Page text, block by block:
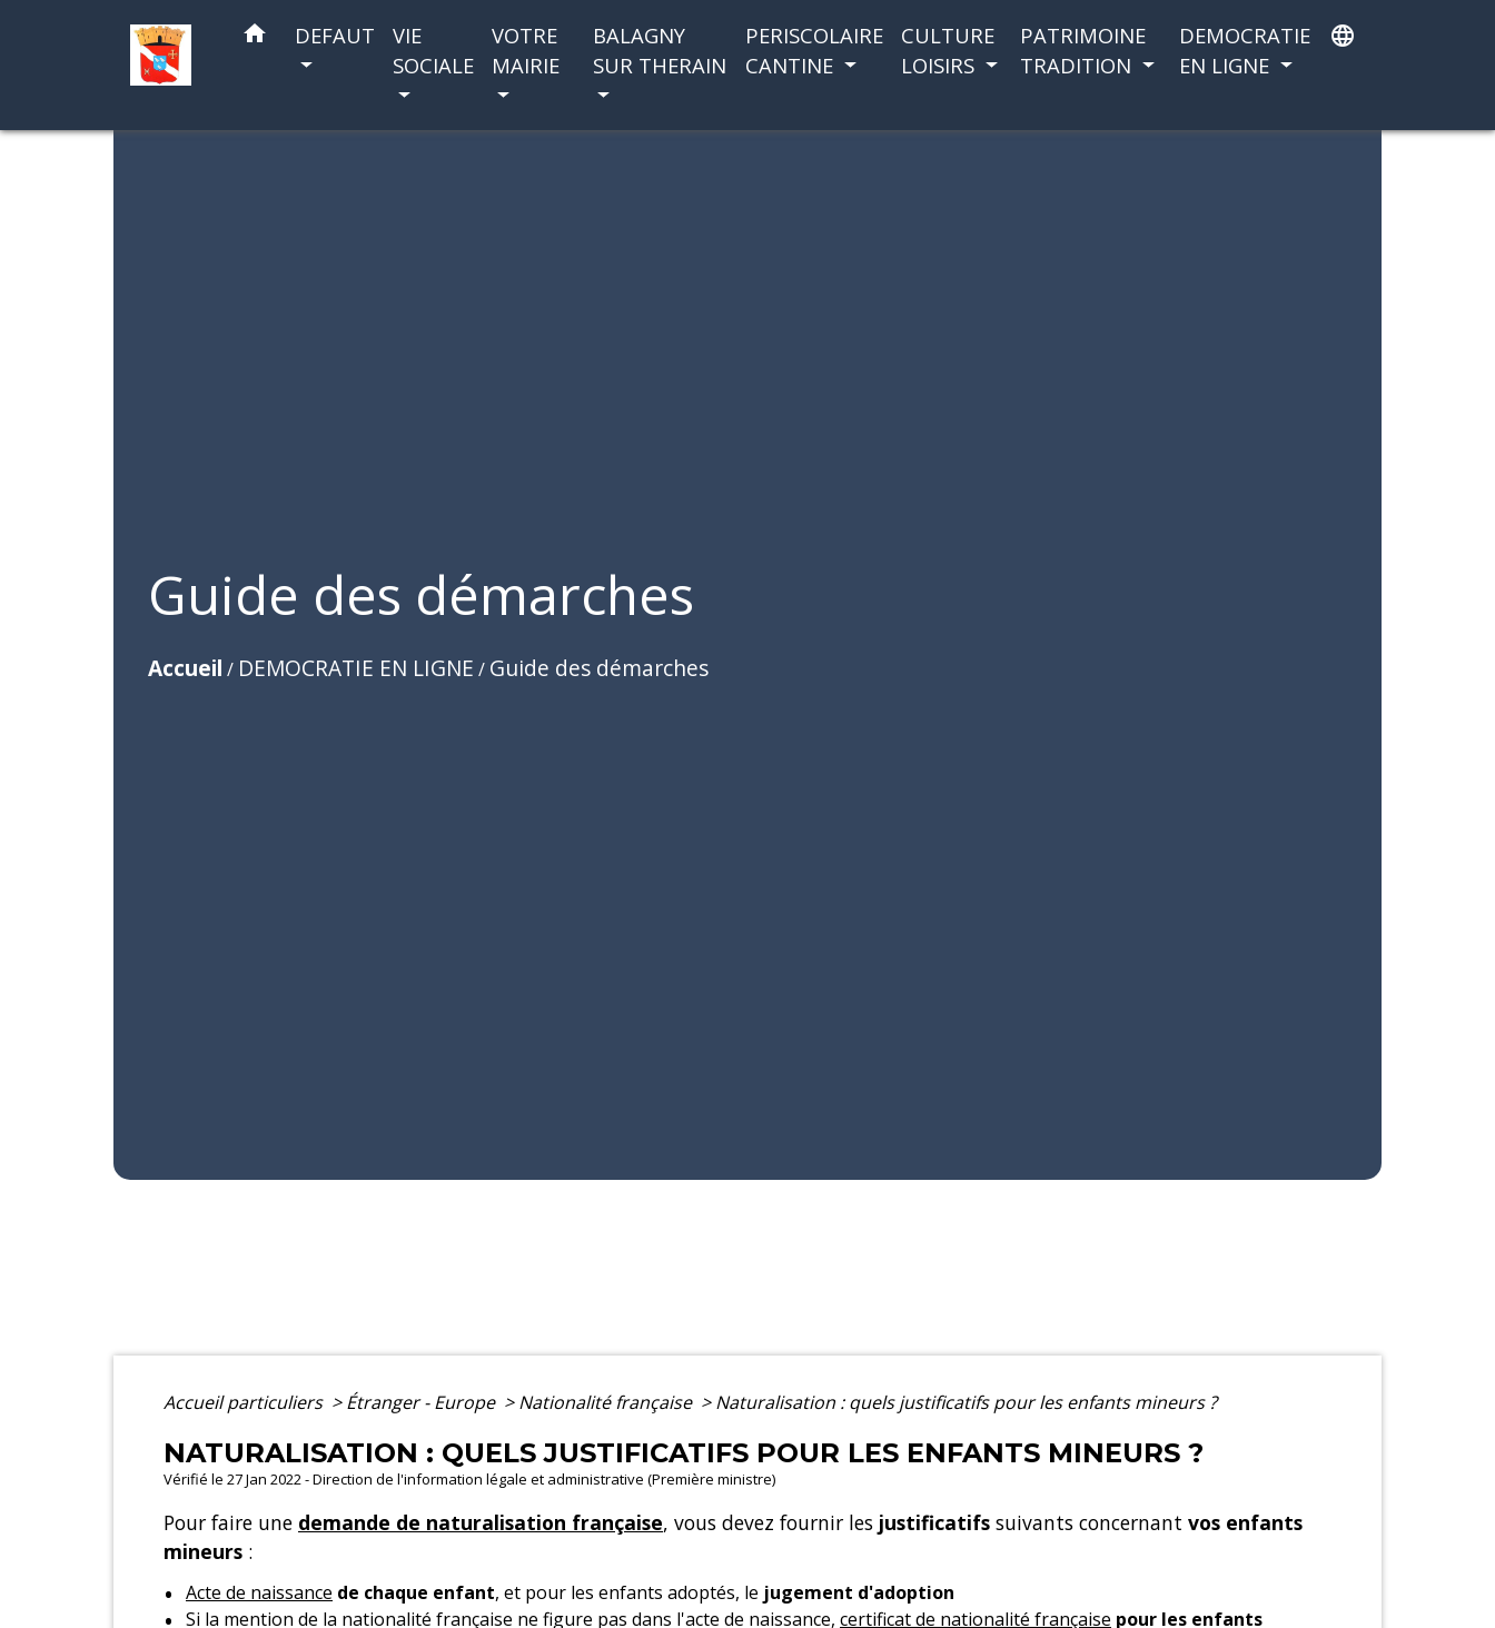
home DEFAUT
VIE
SOCIALE
VOTRE
MAIRIE
BALAGNY
SUR THERAIN
PERISCOLAIRE
CANTINE
CULTURE
LOISIRS
PATRIMOINE
TRADITION
DEMOCRATIE
EN LIGNE
language
Guide des démarches
Accueil / DEMOCRATIE EN LIGNE / Guide des démarches
Accueil particuliers > Étranger - Europe > Nationalité française > Naturalisation : quels justificatifs pour les enfants mineurs ?
NATURALISATION : QUELS JUSTIFICATIFS POUR LES ENFANTS MINEURS ?
Vérifié le 27 Jan 2022 - Direction de l'information légale et administrative (Première ministre)
Pour faire une demande de naturalisation française, vous devez fournir les justificatifs suivants concernant vos enfants
mineurs :
Acte de naissance de chaque enfant, et pour les enfants adoptés, le jugement d'adoption
Si la mention de la nationalité française ne figure pas dans l'acte de naissance, certificat de nationalité française pour les enfants